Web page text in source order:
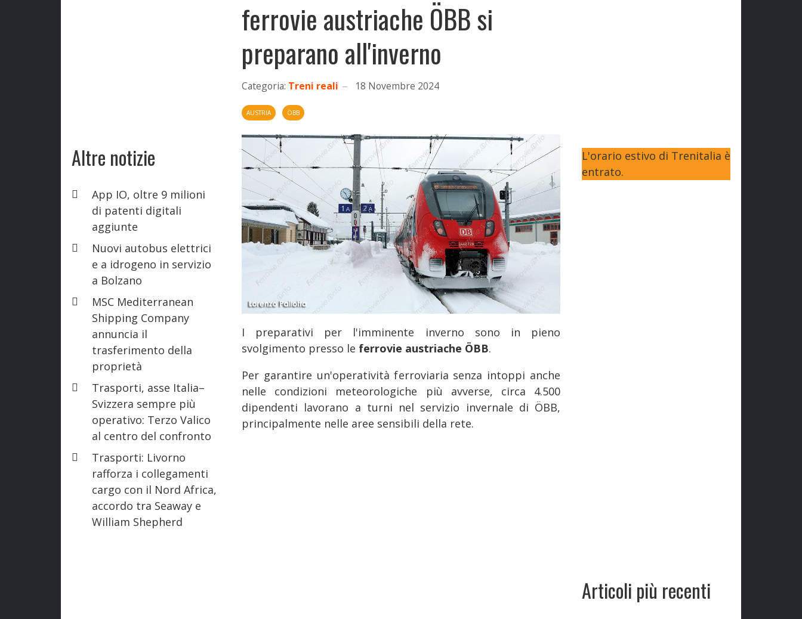
Altre notizie
App IO, oltre 9 milioni
di patenti digitali
aggiunte
Nuovi autobus elettrici
e a idrogeno in servizio
a Bolzano
MSC Mediterranean
Shipping Company
annuncia il
trasferimento della
proprietà
Trasporti, asse Italia–
Svizzera sempre più
operativo: Terzo Valico
al centro del confronto
Trasporti: Livorno
rafforza i collegamenti
cargo con il Nord Africa,
accordo tra Seaway e
William Shepherd
ferrovie austriache ÖBB si
preparano all'inverno
Categoria: Treni reali 18 Novembre 2024
AUSTRIA ÖBB
I preparativi per l'imminente inverno sono in pieno
svolgimento presso le ferrovie austriache ÖBB.
Per garantire un'operatività ferroviaria senza intoppi anche
nelle condizioni meteorologiche più avverse, circa 4.500
dipendenti lavorano a turni nel servizio invernale di ÖBB,
principalmente nelle aree sensibili della rete.
L'orario estivo di Trenitalia è
entrato.
Articoli più recenti